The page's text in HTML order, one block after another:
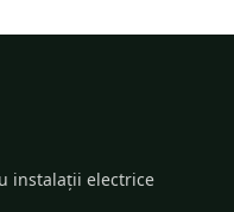
instalații electrice